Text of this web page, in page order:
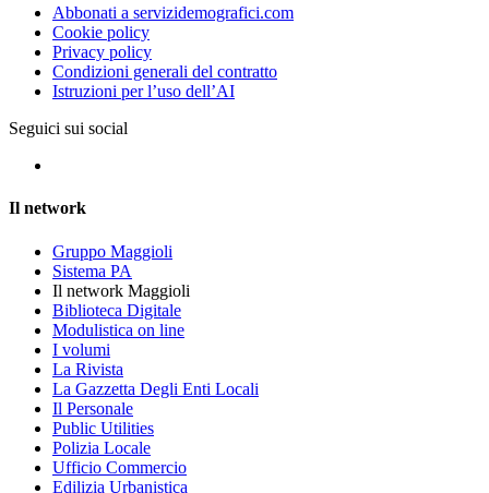
Abbonati a servizidemografici.com
Cookie policy
Privacy policy
Condizioni generali del contratto
Istruzioni per l’uso dell’AI
Seguici sui social
Il network
Gruppo Maggioli
Sistema PA
Il network Maggioli
Biblioteca Digitale
Modulistica on line
I volumi
La Rivista
La Gazzetta Degli Enti Locali
Il Personale
Public Utilities
Polizia Locale
Ufficio Commercio
Edilizia Urbanistica